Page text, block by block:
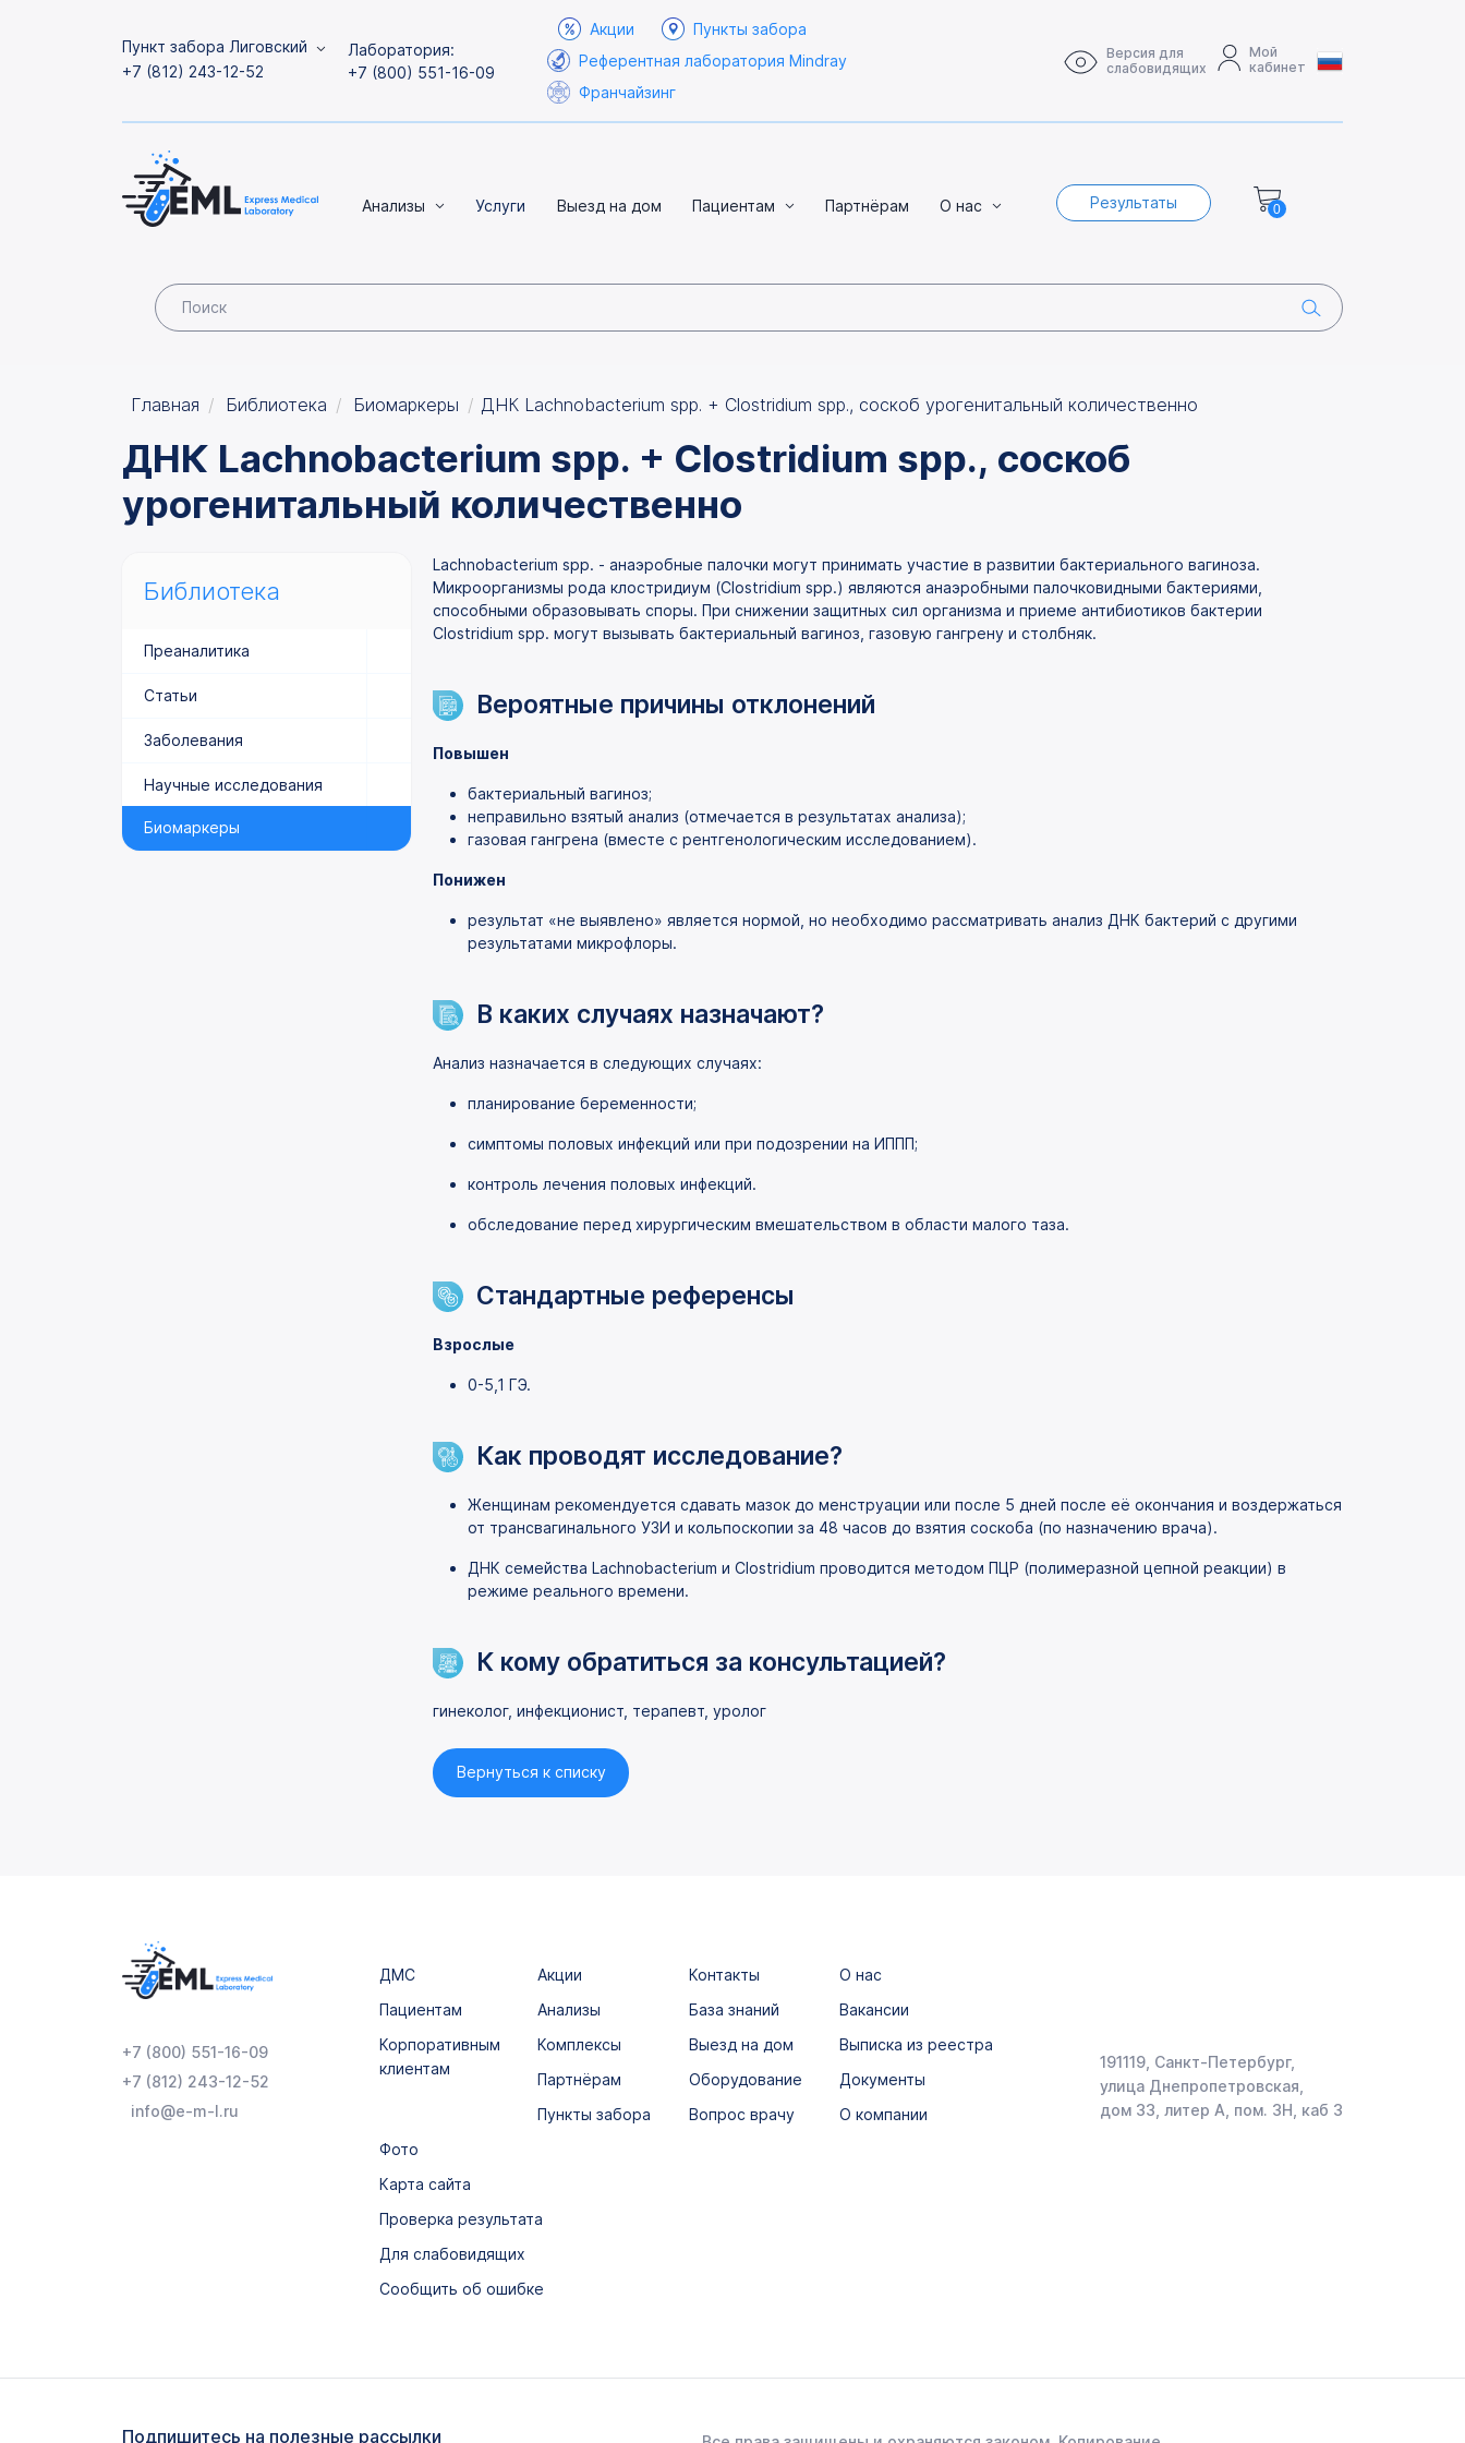
Пункт забора Лиговский
+7 (812) 243-12-52
Лаборатория:
+7 (800) 551-16-09
Акции
Пункты забора
Референтная лаборатория Mindray
Франчайзинг
Версия для
слабовидящих
Мой
кабинет
Анализы Услуги Выезд на дом Пациентам Партнёрам О нас Результаты 0
Главная Библиотека Биомаркеры ДНК Lachnobacterium spp. + Clostridium spp., соскоб урогенитальный количественно
ДНК Lachnobacterium spp. + Clostridium spp., соскоб
урогенитальный количественно
Lachnobacterium spp. - анаэробные палочки могут принимать участие в развитии бактериального вагиноза.
Микроорганизмы рода клостридиум (Clostridium spp.) являются анаэробными палочковидными бактериями,
способными образовывать споры. При снижении защитных сил организма и приеме антибиотиков бактерии
Clostridium spp. могут вызывать бактериальный вагиноз, газовую гангрену и столбняк.
Вероятные причины отклонений
Повышен
бактериальный вагиноз;
неправильно взятый анализ (отмечается в результатах анализа);
газовая гангрена (вместе с рентгенологическим исследованием).
Понижен
результат «не выявлено» является нормой, но необходимо рассматривать анализ ДНК бактерий с другими
результатами микрофлоры.
В каких случаях назначают?
Анализ назначается в следующих случаях:
планирование беременности;
симптомы половых инфекций или при подозрении на ИППП;
контроль лечения половых инфекций.
обследование перед хирургическим вмешательством в области малого таза.
Стандартные референсы
Взрослые
0-5,1 ГЭ.
Как проводят исследование?
Женщинам рекомендуется сдавать мазок до менструации или после 5 дней после её окончания и воздержаться
от трансвагинального УЗИ и кольпоскопии за 48 часов до взятия соскоба (по назначению врача).
ДНК семейства Lachnobacterium и Clostridium проводится методом ПЦР (полимеразной цепной реакции) в
режиме реального времени.
К кому обратиться за консультацией?
гинеколог, инфекционист, терапевт, уролог
Вернуться к списку
Библиотека
Преаналитика
Статьи
Заболевания
Научные исследования
Биомаркеры
+7 (800) 551-16-09
+7 (812) 243-12-52
info@e-m-l.ru
ДМС
Пациентам
Корпоративным
клиентам
Акции
Анализы
Комплексы
Партнёрам
Пункты забора
Контакты
База знаний
Выезд на дом
Оборудование
Вопрос врачу
О нас
Вакансии
Выписка из реестра
Документы
О компании
Фото
Карта сайта
Проверка результата
Для слабовидящих
Сообщить об ошибке
191119, Санкт-Петербург,
улица Днепропетровская,
дом 33, литер А, пом. 3Н, каб 3
Подпишитесь на полезные рассылки